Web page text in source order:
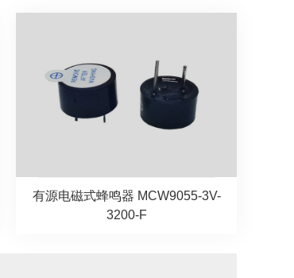
有源电磁式蜂鸣器 MCW9055-3V-
3200-F